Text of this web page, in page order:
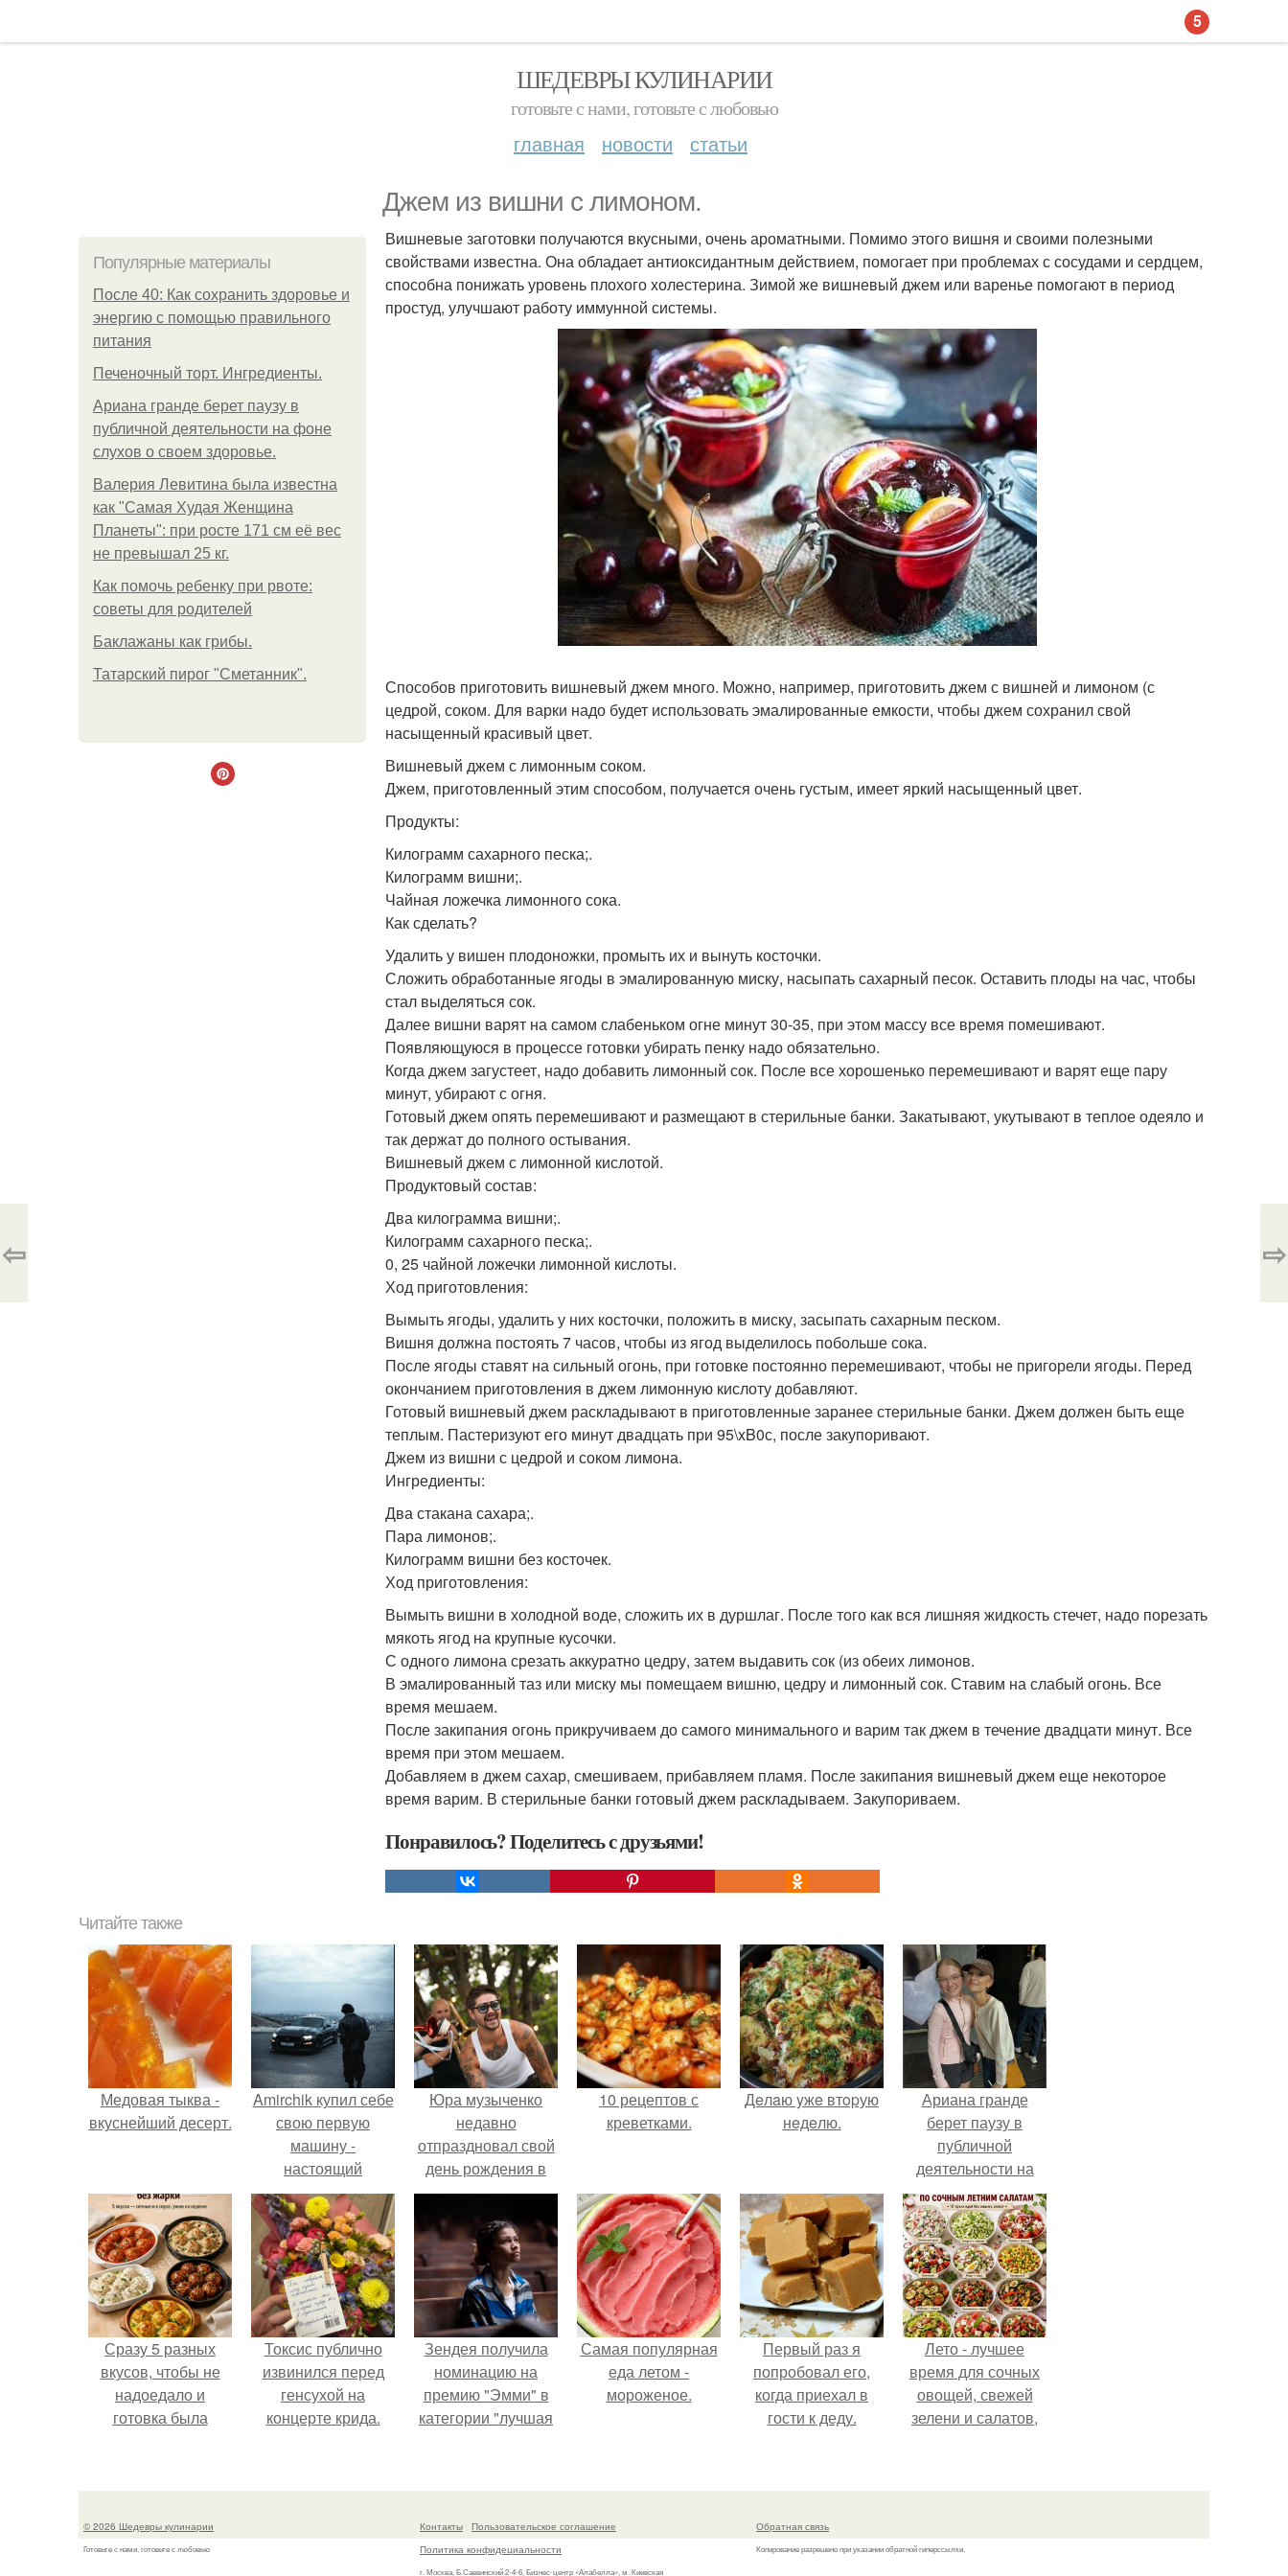
ШЕДЕВРЫ КУЛИНАРИИ
готовьте с нами, готовьте с любовью
главная новости статьи
Джем из вишни с лимоном.
Популярные материалы
После 40: Как сохранить здоровье и
энергию с помощью правильного
питания
Печеночный торт. Ингредиенты.
Ариана гранде берет паузу в
публичной деятельности на фоне
слухов о своем здоровье.
Валерия Левитина была известна
как "Самая Худая Женщина
Планеты": при росте 171 см её вес
не превышал 25 кг.
Как помочь ребенку при рвоте:
советы для родителей
Баклажаны как грибы.
Татарский пирог "Сметанник".
Вишневые заготовки получаются вкусными, очень ароматными. Помимо этого вишня и своими полезными
свойствами известна. Она обладает антиоксидантным действием, помогает при проблемах с сосудами и сердцем,
способна понижать уровень плохого холестерина. Зимой же вишневый джем или варенье помогают в период
простуд, улучшают работу иммунной системы.
Способов приготовить вишневый джем много. Можно, например, приготовить джем с вишней и лимоном (с
цедрой, соком. Для варки надо будет использовать эмалированные емкости, чтобы джем сохранил свой
насыщенный красивый цвет.
Вишневый джем с лимонным соком.
Джем, приготовленный этим способом, получается очень густым, имеет яркий насыщенный цвет.
Продукты:
Килограмм сахарного песка;.
Килограмм вишни;.
Чайная ложечка лимонного сока.
Как сделать?
Удалить у вишен плодоножки, промыть их и вынуть косточки.
Сложить обработанные ягоды в эмалированную миску, насыпать сахарный песок. Оставить плоды на час, чтобы
стал выделяться сок.
Далее вишни варят на самом слабеньком огне минут 30-35, при этом массу все время помешивают.
Появляющуюся в процессе готовки убирать пенку надо обязательно.
Когда джем загустеет, надо добавить лимонный сок. После все хорошенько перемешивают и варят еще пару
минут, убирают с огня.
Готовый джем опять перемешивают и размещают в стерильные банки. Закатывают, укутывают в теплое одеяло и
так держат до полного остывания.
Вишневый джем с лимонной кислотой.
Продуктовый состав:
Два килограмма вишни;.
Килограмм сахарного песка;.
0, 25 чайной ложечки лимонной кислоты.
Ход приготовления:
Вымыть ягоды, удалить у них косточки, положить в миску, засыпать сахарным песком.
Вишня должна постоять 7 часов, чтобы из ягод выделилось побольше сока.
После ягоды ставят на сильный огонь, при готовке постоянно перемешивают, чтобы не пригорели ягоды. Перед
окончанием приготовления в джем лимонную кислоту добавляют.
Готовый вишневый джем раскладывают в приготовленные заранее стерильные банки. Джем должен быть еще
теплым. Пастеризуют его минут двадцать при 95\xB0с, после закупоривают.
Джем из вишни с цедрой и соком лимона.
Ингредиенты:
Два стакана сахара;.
Пара лимонов;.
Килограмм вишни без косточек.
Ход приготовления:
Вымыть вишни в холодной воде, сложить их в дуршлаг. После того как вся лишняя жидкость стечет, надо порезать
мякоть ягод на крупные кусочки.
С одного лимона срезать аккуратно цедру, затем выдавить сок (из обеих лимонов.
В эмалированный таз или миску мы помещаем вишню, цедру и лимонный сок. Ставим на слабый огонь. Все
время мешаем.
После закипания огонь прикручиваем до самого минимального и варим так джем в течение двадцати минут. Все
время при этом мешаем.
Добавляем в джем сахар, смешиваем, прибавляем пламя. После закипания вишневый джем еще некоторое
время варим. В стерильные банки готовый джем раскладываем. Закупориваем.
Понравилось? Поделитесь с друзьями!
⇦ ⇨
Читайте также
Медовая тыква -
вкуснейший десерт.
Amirchik купил себе
свою первую
машину -
настоящий
автомобиль мечты
для многих
автолюбителей.
Юра музыченко
недавно
отпраздновал свой
день рождения в
кругу самых
близких и родных
людей.
10 рецептов с
креветками.
Дeлaю yжe втopую
нeдeлю.
Ариана гранде
берет паузу в
публичной
деятельности на
фоне слухов о
своем здоровье.
Сразу 5 разных
вкусов, чтобы не
надоедало и
готовка была
Токсис публично
извинился перед
генсухой на
концерте крида.
Зендея получила
номинацию на
премию "Эмми" в
категории "лучшая
сериале" за третий
Самая популярная
еда летом -
мороженое.
Первый раз я
попробовал его,
когда приехал в
гости к деду.
Лето - лучшее
время для сочных
овощей, свежей
зелени и салатов,
несколько минут.
© 2026 Шедевры кулинарии
Готовьте с нами, готовьте с любовью
Контакты
Пользовательское соглашение
Политика конфидециальности
г. Москва, Б.Саввинский 2-4-6, Бизнес-центр «Алабелла», м. Киевская
Обратная связь
Копирование разрешено при указании обратной гиперссылки.
5